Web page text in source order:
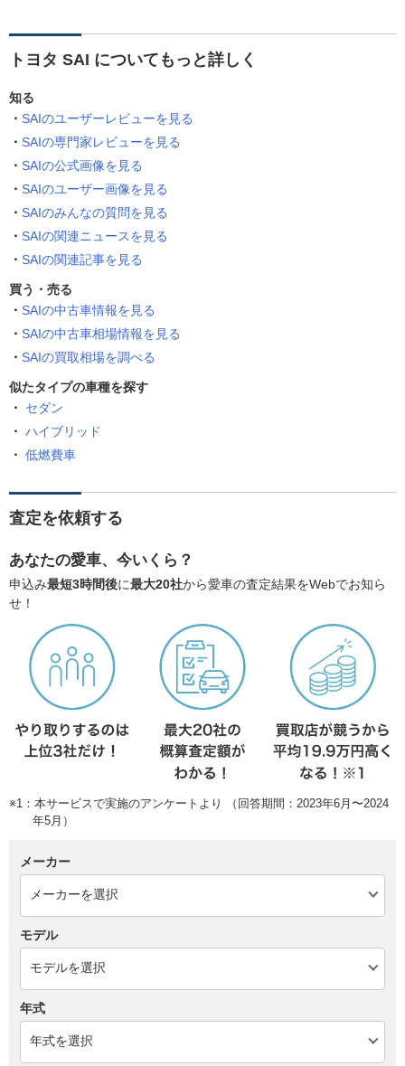
トヨタ SAI についてもっと詳しく
知る
SAIのユーザーレビューを見る
SAIの専門家レビューを見る
SAIの公式画像を見る
SAIのユーザー画像を見る
SAIのみんなの質問を見る
SAIの関連ニュースを見る
SAIの関連記事を見る
買う・売る
SAIの中古車情報を見る
SAIの中古車相場情報を見る
SAIの買取相場を調べる
似たタイプの車種を探す
セダン
ハイブリッド
低燃費車
査定を依頼する
あなたの愛車、今いくら？
申込み最短3時間後に最大20社から愛車の査定結果をWebでお知ら
せ！
※1：本サービスで実施のアンケートより （回答期間：2023年6月〜2024
年5月）
メーカー
モデル
年式